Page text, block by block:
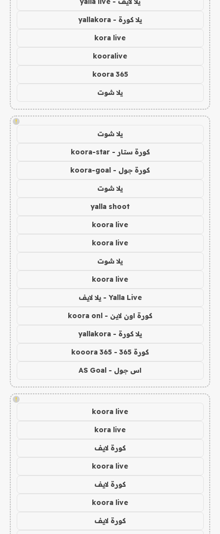
يلا كورة - yallakora
kora live
kooralive
koora 365
يلا شوت
!
يلا شوت
كورة ستار - koora-star
كورة جول - koora-goal
يلا شوت
yalla shoot
koora live
koora live
يلا شوت
koora live
Yalla Live - يلا لايف
كورة اون لاين - koora onl
يلا كورة - yallakora
كورة 365 - kooora 365
اس جول - AS Goal
!
koora live
kora live
كورة لايف
koora live
كورة لايف
koora live
كورة لايف